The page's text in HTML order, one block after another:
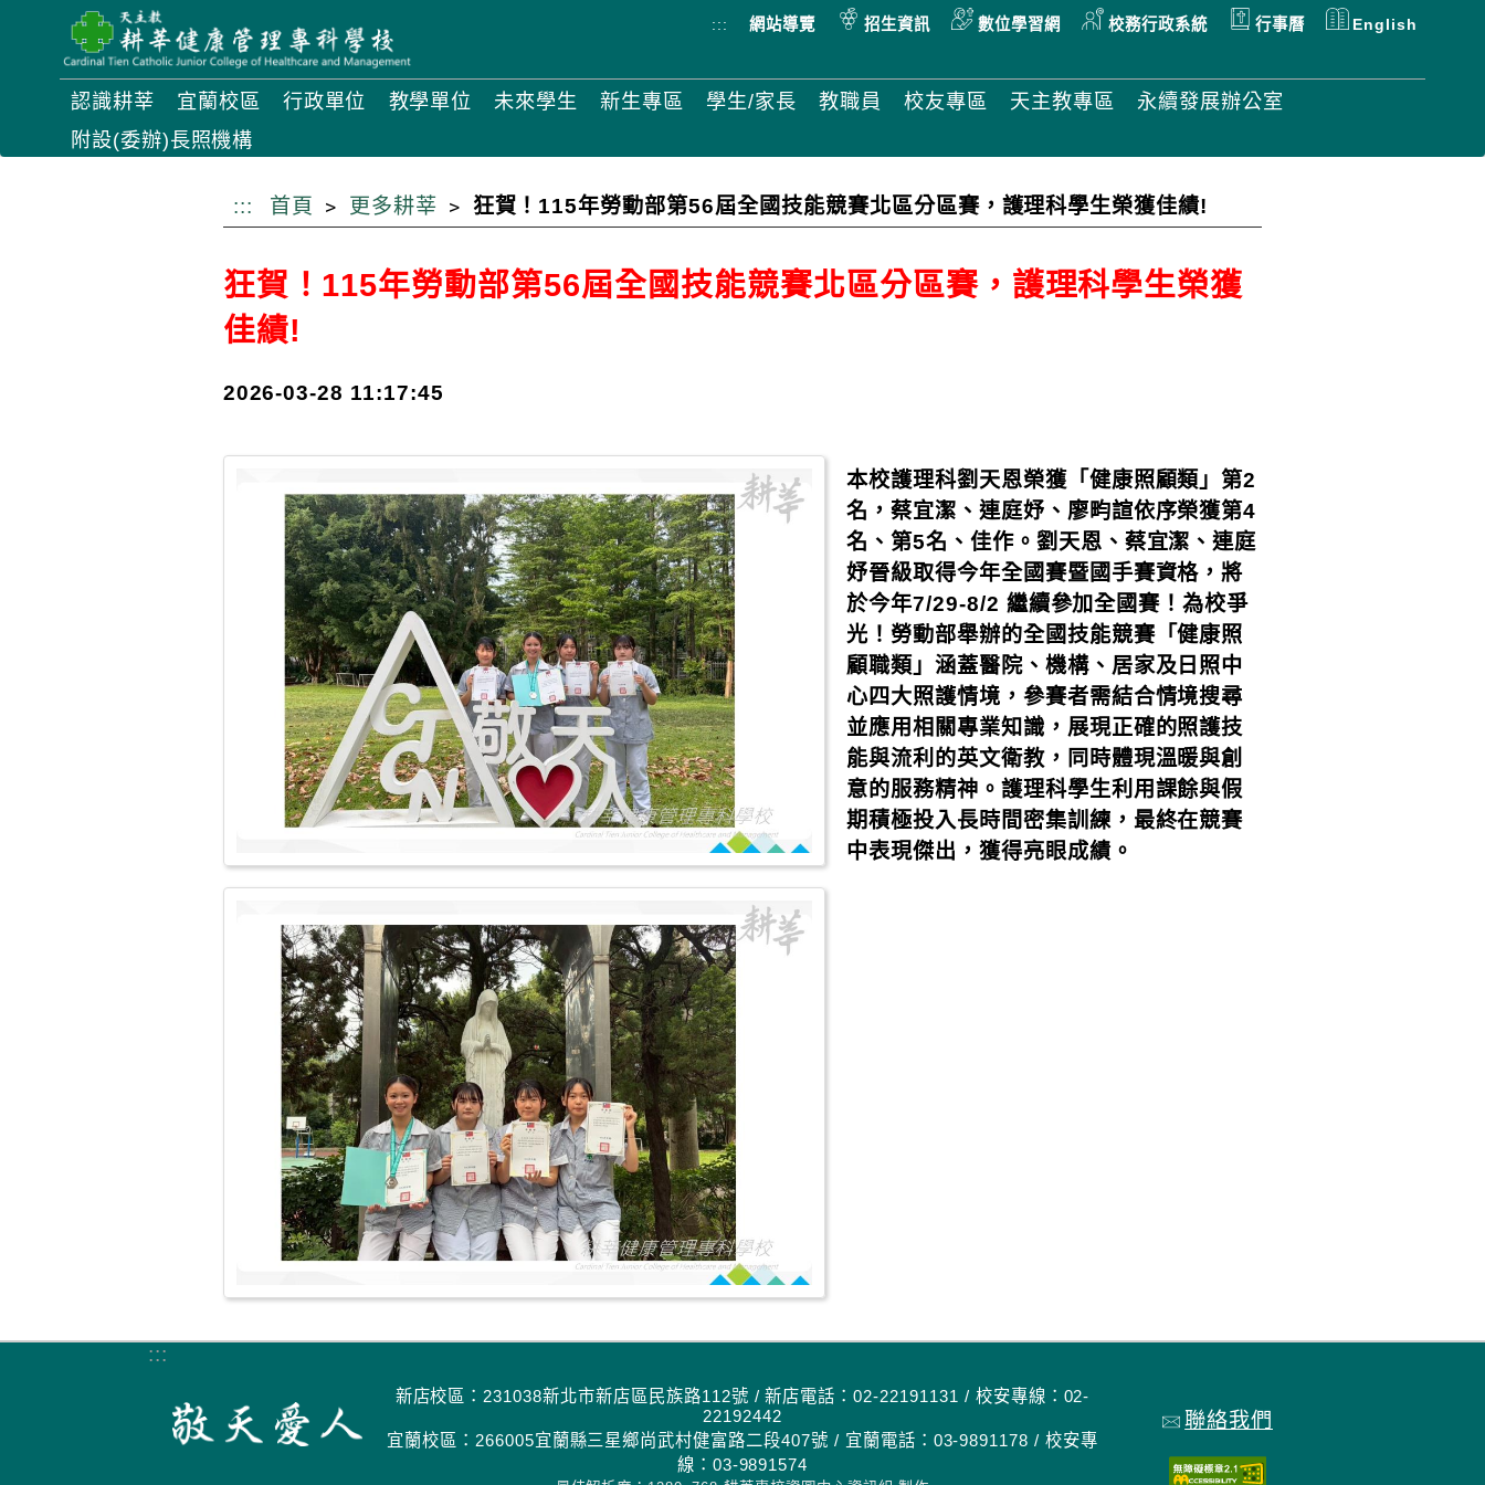
::: 網站導覽 招生資訊 數位學習網 校務行政系統 行事曆 English
認識耕莘 宜蘭校區 行政單位 教學單位 未來學生 新生專區 學生/家長 教職員 校友專區 天主教專區
永續發展辦公室
附設(委辦)長照機構
::: 首頁 更多耕莘 狂賀！115年勞動部第56屆全國技能競賽北區分區賽，護理科學生榮獲佳績!
狂賀！115年勞動部第56屆全國技能競賽北區分區賽，護理科學生榮獲
佳績!
2026-03-28 11:17:45
本校護理科劉天恩榮獲「健康照顧類」第2
名，蔡宜潔、連庭妤、廖畇諠依序榮獲第4
名、第5名、佳作。劉天恩、蔡宜潔、連庭
妤晉級取得今年全國賽暨國手賽資格，將
於今年7/29-8/2 繼續參加全國賽！為校爭
光！勞動部舉辦的全國技能競賽「健康照
顧職類」涵蓋醫院、機構、居家及日照中
心四大照護情境，參賽者需結合情境搜尋
並應用相關專業知識，展現正確的照護技
能與流利的英文衛教，同時體現溫暖與創
意的服務精神。護理科學生利用課餘與假
期積極投入長時間密集訓練，最終在競賽
中表現傑出，獲得亮眼成績。
:::
新店校區：231038新北市新店區民族路112號 / 新店電話：02-22191131 / 校安專線：02-
22192442
宜蘭校區：266005宜蘭縣三星鄉尚武村健富路二段407號 / 宜蘭電話：03-9891178 / 校安專
線：03-9891574
聯絡我們